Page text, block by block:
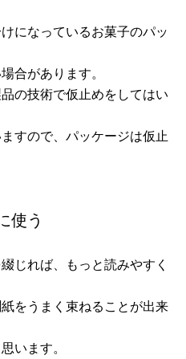
になっているお菓子のパッ
合があります。
の技術で仮止めをしてはい
すので、パッケージは仮止
使う
じれば、もっと読みやすく
をうまく束ねることが出来
います。